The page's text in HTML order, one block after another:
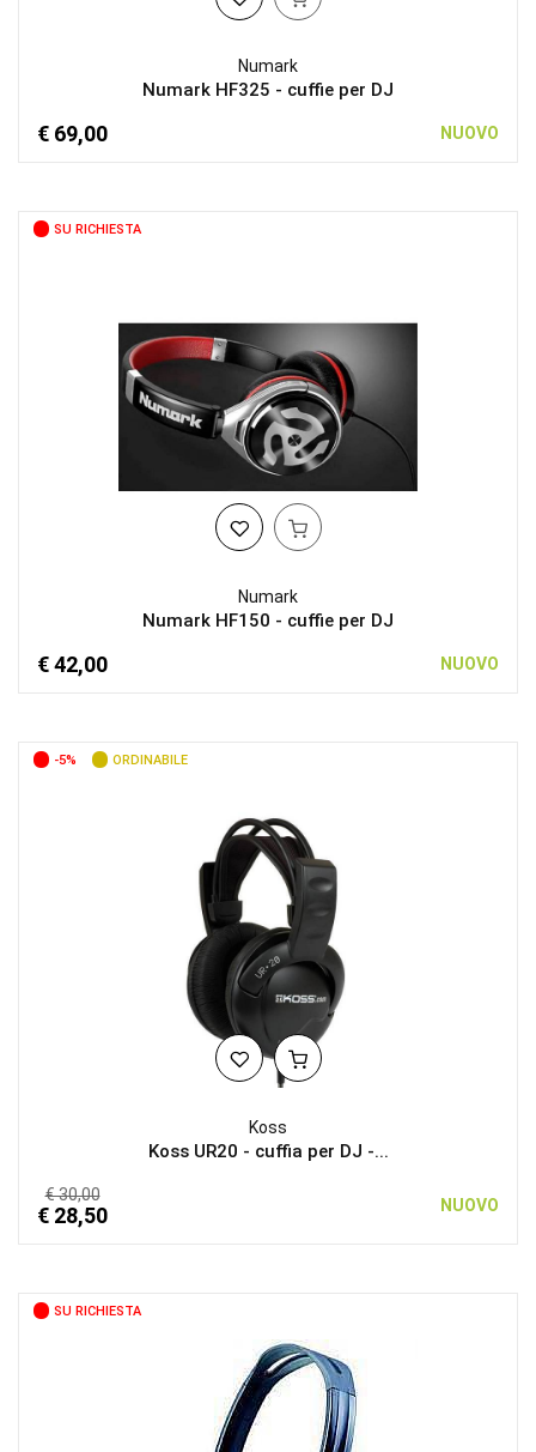
Numark
Numark HF325 - cuffie per DJ
€ 69,00 NUOVO
SU RICHIESTA
Numark
Numark HF150 - cuffie per DJ
€ 42,00 NUOVO
-5% ORDINABILE
Koss
Koss UR20 - cuffia per DJ -...
€ 30,00
€ 28,50 NUOVO
SU RICHIESTA